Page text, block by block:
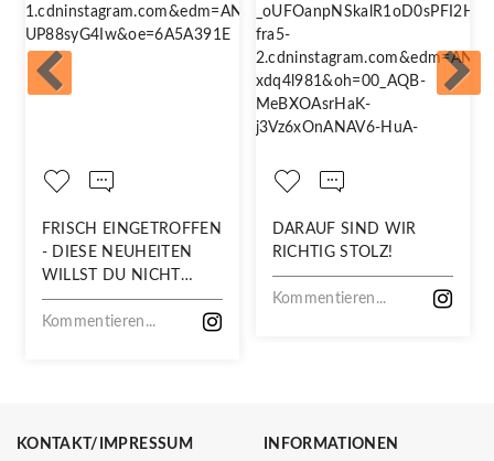
FRISCH EINGETROFFEN
- DIESE NEUHEITEN
WILLST DU NICHT
VERPASSEN!
Kommentieren...
DARAUF SIND WIR
RICHTIG STOLZ!
Kommentieren...
KONTAKT/IMPRESSUM INFORMATIONEN